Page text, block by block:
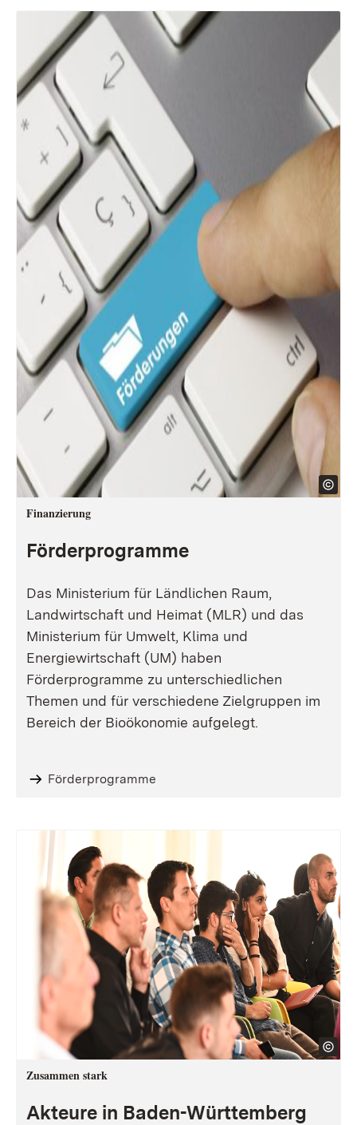
Finanzierung
Förderprogramme
Das Ministerium für Ländlichen Raum,
Landwirtschaft und Heimat (MLR) und das
Ministerium für Umwelt, Klima und
Energiewirtschaft (UM) haben
Förderprogramme zu unterschiedlichen
Themen und für verschiedene Zielgruppen im
Bereich der Bioökonomie aufgelegt.
Förderprogramme
Zusammen stark
Akteure in Baden-Württemberg